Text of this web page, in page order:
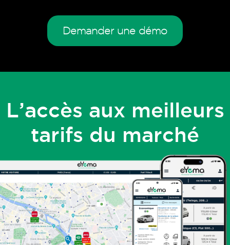
Demander une démo
L’accès aux meilleurs
tarifs du marché